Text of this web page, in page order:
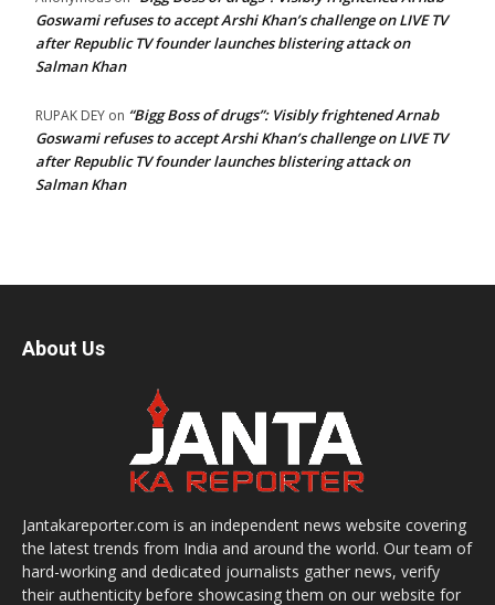
Goswami refuses to accept Arshi Khan’s challenge on LIVE TV
after Republic TV founder launches blistering attack on
Salman Khan
RUPAK DEY on “Bigg Boss of drugs”: Visibly frightened Arnab
Goswami refuses to accept Arshi Khan’s challenge on LIVE TV
after Republic TV founder launches blistering attack on
Salman Khan
About Us
Jantakareporter.com is an independent news website covering
the latest trends from India and around the world. Our team of
hard-working and dedicated journalists gather news, verify
their authenticity before showcasing them on our website for